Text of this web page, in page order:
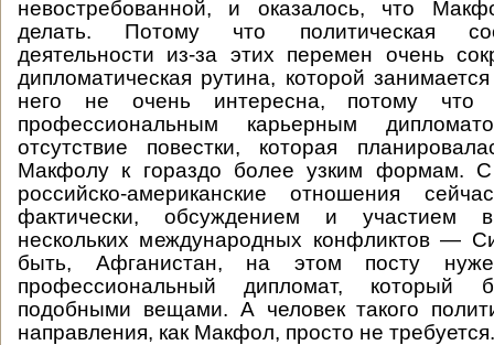
невостребованной, и оказалось, что
делать. Потому что политическая
деятельности из-за этих перемен очень
дипломатическая рутина, которой
него не очень интересна, потому что
профессиональным карьерным
отсутствие повестки, которая
Макфолу к гораздо более узким формам. С
российско-американские отношения
фактически, обсуждением и участием в
нескольких международных конфликтов —
быть, Афганистан, на этом посту
профессиональный дипломат, который
подобными вещами. А человек такого
направления, как Макфол, просто не требуется.